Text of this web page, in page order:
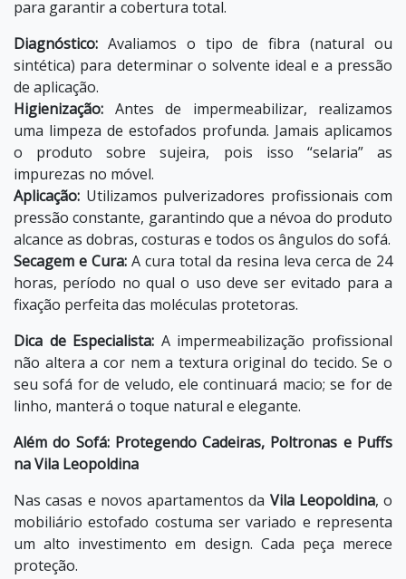
para garantir a cobertura total.
Diagnóstico: Avaliamos o tipo de fibra (natural ou
sintética) para determinar o solvente ideal e a pressão
de aplicação.
Higienização: Antes de impermeabilizar, realizamos
uma limpeza de estofados profunda. Jamais aplicamos
o produto sobre sujeira, pois isso “selaria” as
impurezas no móvel.
Aplicação: Utilizamos pulverizadores profissionais com
pressão constante, garantindo que a névoa do produto
alcance as dobras, costuras e todos os ângulos do sofá.
Secagem e Cura: A cura total da resina leva cerca de 24
horas, período no qual o uso deve ser evitado para a
fixação perfeita das moléculas protetoras.
Dica de Especialista: A impermeabilização profissional
não altera a cor nem a textura original do tecido. Se o
seu sofá for de veludo, ele continuará macio; se for de
linho, manterá o toque natural e elegante.
Além do Sofá: Protegendo Cadeiras, Poltronas e Puffs
na Vila Leopoldina
Nas casas e novos apartamentos da Vila Leopoldina, o
mobiliário estofado costuma ser variado e representa
um alto investimento em design. Cada peça merece
proteção.